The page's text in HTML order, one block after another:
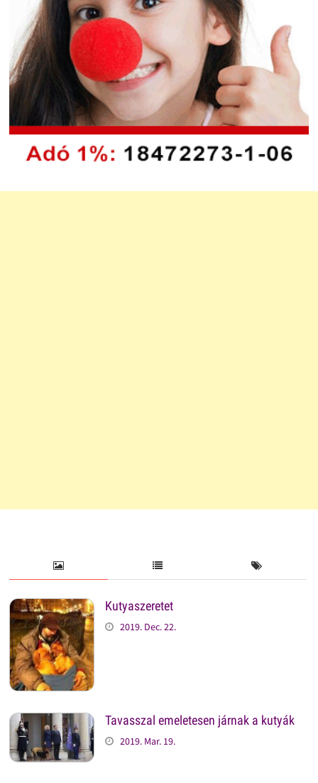
Kutyaszeretet
2019. Dec. 22.
Tavasszal emeletesen járnak a kutyák
2019. Mar. 19.